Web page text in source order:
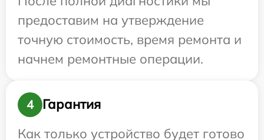
предоставим на утверждение
точную стоимость, время ремонта и
начнем ремонтные операции.
4
Гарантия
Как только устройство будет готово